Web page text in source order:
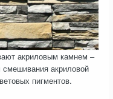
акриловым камнем –
смешивания акриловой
пигментов.